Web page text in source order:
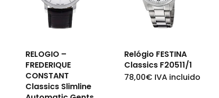
Nenhum produto no
Go To Shop
RELOGIO –
FREDERIQUE
CONSTANT
Classics Slimline
Relógio FESTINA
Classics F20511/1
78,00€ IVA incluido